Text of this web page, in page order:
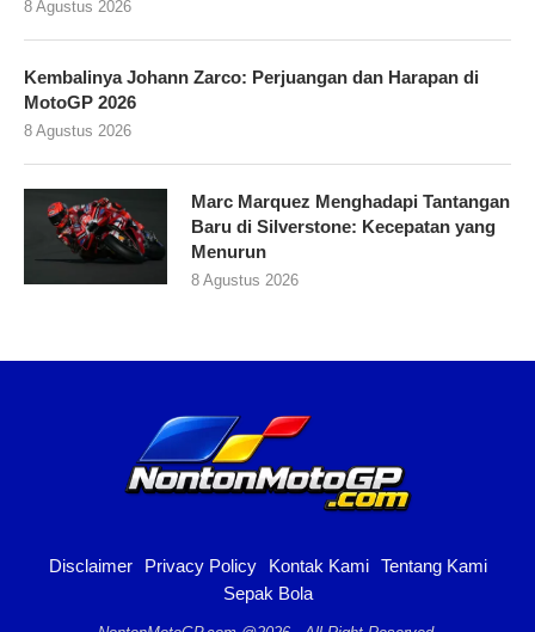
8 Agustus 2026
Kembalinya Johann Zarco: Perjuangan dan Harapan di
MotoGP 2026
8 Agustus 2026
Marc Marquez Menghadapi Tantangan
Baru di Silverstone: Kecepatan yang
Menurun
8 Agustus 2026
Disclaimer Privacy Policy Kontak Kami
Tentang Kami
Sepak Bola